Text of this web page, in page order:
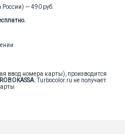
— 490 руб.
ввод номера карты), производится
ROBOKASSA.Turbocolor.ru не получает